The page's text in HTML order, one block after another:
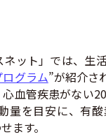
ット」では、生
グラム”が紹介さ
血管疾患がない
量を目安に、有
ます。